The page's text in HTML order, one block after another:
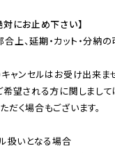
にお止め下さい】
上、延期・カット・分納
ャンセルはお受け出来ま
望される方に関しまして
く場合もございます。
扱いとなる場合